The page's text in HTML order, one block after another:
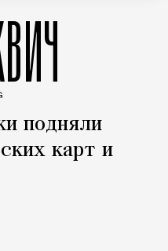
подняли
карт и